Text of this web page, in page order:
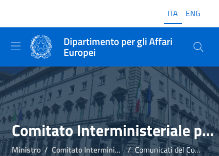
ITA ENG
Dipartimento per gli Affari
Europei
Comitato Interministeriale per gli Affari Europei
Ministro Comitato Interministeriale per gli Affari Europei Comunicati del Comitato Interministeriale per gli Affari Europei